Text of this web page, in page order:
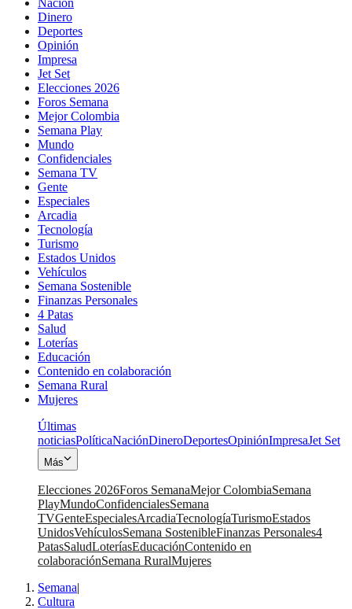
Dinero
Deportes
Opinión
Impresa
Jet Set
Elecciones 2026
Foros Semana
Mejor Colombia
Semana Play
Mundo
Confidenciales
Semana TV
Gente
Especiales
Arcadia
Tecnología
Turismo
Estados Unidos
Vehículos
Semana Sostenible
Finanzas Personales
4 Patas
Salud
Loterías
Educación
Contenido en colaboración
Semana Rural
Mujeres
Últimas
noticiasPolíticaNaciónDineroDeportesOpiniónImpresaJet Set
Más
Elecciones 2026Foros SemanaMejor ColombiaSemana
PlayMundoConfidencialesSemana
TVGenteEspecialesArcadiaTecnologíaTurismoEstados
UnidosVehículosSemana SostenibleFinanzas Personales4
PatasSaludLoteríasEducaciónContenido en
colaboraciónSemana RuralMujeres
Semana|
Cultura